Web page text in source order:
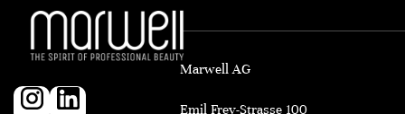
Marwell AG
Emil Frey-Strasse 100